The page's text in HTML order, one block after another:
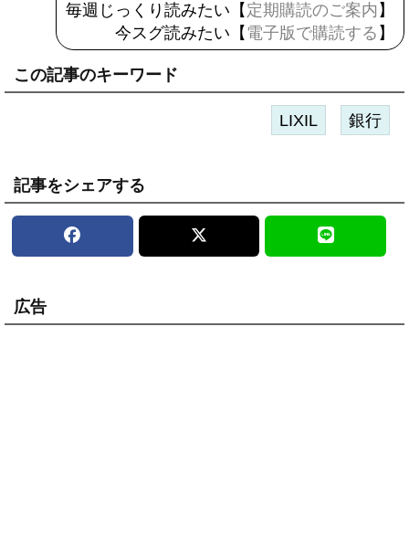
毎週じっくり読みたい【 定期購読のご案内 】
今スグ読みたい【 電子版で購読する 】
この記事のキーワード
LIXIL 銀行
記事をシェアする
広告